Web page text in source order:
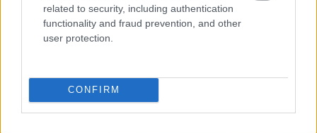
related to security, including authentication
functionality and fraud prevention, and other
user protection.
CONFIRM
BEST OF INTERNET